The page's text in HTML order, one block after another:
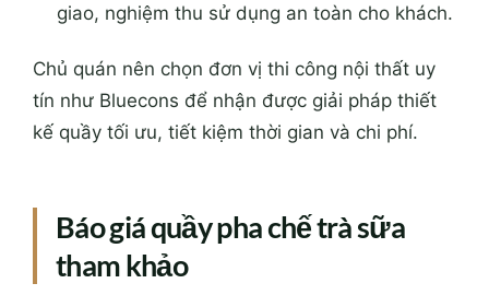
giao, nghiệm thu sử dụng an toàn cho khách.
Chủ quán nên chọn đơn vị thi công nội thất uy
tín như Bluecons để nhận được giải pháp thiết
kế quầy tối ưu, tiết kiệm thời gian và chi phí.
Báo giá quầy pha chế trà sữa
tham khảo